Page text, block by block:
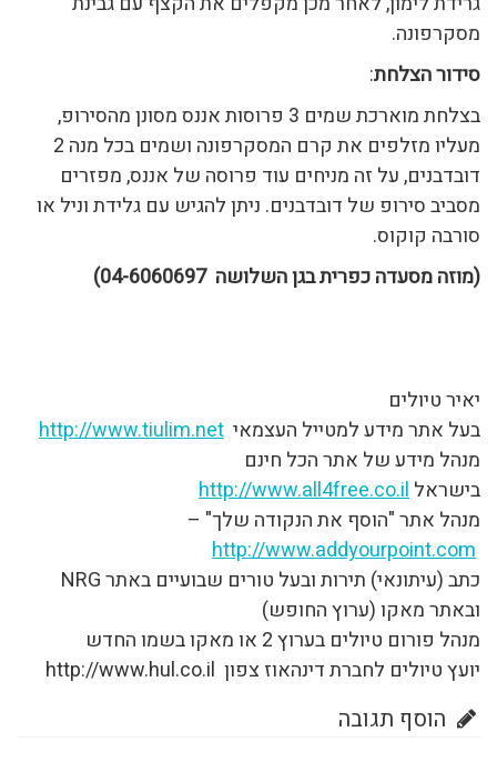
מסקרפונה.
סידור הצלחת:
בצלחת מוארכת שמים 3 פרוסות אננס מסונן מהסירופ,
מעליו מזלפים את קרם המסקרפונה ושמים בכל מנה 2
דובדבנים, על זה מניחים עוד פרוסה של אננס, מפזרים
מסביב סירופ של דובדבנים. ניתן להגיש עם גלידת וניל או
סורבה קוקוס.
(מוזה מסעדה כפרית בגן השלושה 04-6060697)
יאיר טיולים
בעל אתר מידע למטייל העצמאי http://www.tiulim.net
מנהל מידע של אתר הכל חינם
בישראלhttp://www.all4free.co.il
מנהל אתר "הוסף את הנקודה שלך" –
http://www.addyourpoint.com
כתב (עיתונאי) תירות ובעל טורים שבועיים באתר NRG
ובאתר מאקו (ערוץ החופש)
מנהל פורום טיולים בערוץ 2 או מאקו בשמו החדש
יועץ טיולים לחברת דינהאוז צפון http://www.hul.co.il
הוסף תגובה